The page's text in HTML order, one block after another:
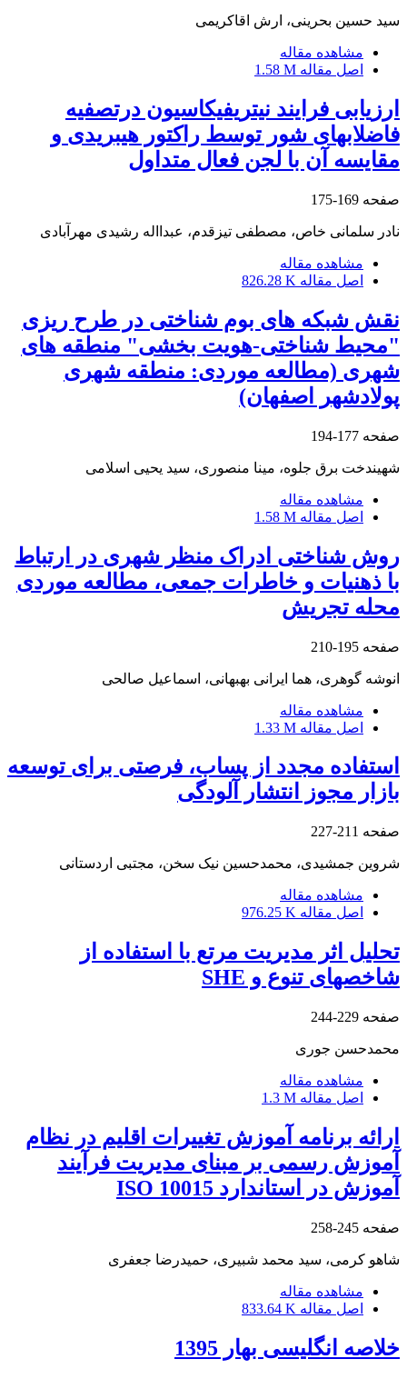
سید حسین بحرینی، ارش اقاکریمی
مشاهده مقاله
اصل مقاله 1.58 M
ارزیابی فرایند نیتریفیکاسیون درتصفیه
فاضلابهای شور توسط راکتور هیبریدی و
مقایسه آن با لجن فعال متداول
صفحه 169-175
نادر سلمانی خاص، مصطفی تیزقدم، عبدااله رشیدی مهرآبادی
مشاهده مقاله
اصل مقاله 826.28 K
نقش شبکه های بوم شناختی در طرح ریزی
"محیط شناختی-هویت بخشی" منطقه های
شهری (مطالعه موردی: منطقه شهری
پولادشهر اصفهان)
صفحه 177-194
شهیندخت برق جلوه، مینا منصوری، سید یحیی اسلامی
مشاهده مقاله
اصل مقاله 1.58 M
روش شناختی ادراک منظر شهری در ارتباط
با ذهنیات و خاطرات جمعی، مطالعه موردی
محله تجریش
صفحه 195-210
انوشه گوهری، هما ایرانی بهبهانی، اسماعیل صالحی
مشاهده مقاله
اصل مقاله 1.33 M
استفاده مجدد از پساب، فرصتی برای توسعه
بازار مجوز انتشار آلودگی
صفحه 211-227
شروین جمشیدی، محمدحسین نیک سخن، مجتبی اردستانی
مشاهده مقاله
اصل مقاله 976.25 K
تحلیل اثر مدیریت مرتع با استفاده از
شاخصهای تنوع و SHE
صفحه 229-244
محمدحسن جوری
مشاهده مقاله
اصل مقاله 1.3 M
ارائه برنامه آموزش تغییرات اقلیم در نظام
آموزش رسمی بر مبنای مدیریت فرآیند
آموزش در استاندارد ISO 10015
صفحه 245-258
شاهو کرمی، سید محمد شبیری، حمیدرضا جعفری
مشاهده مقاله
اصل مقاله 833.64 K
خلاصه انگلیسی بهار 1395